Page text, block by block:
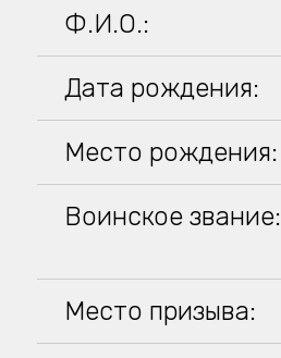
Ф.И.О.:
Дата рождения:
Место рождения:
Воинское звание:
Место призыва: